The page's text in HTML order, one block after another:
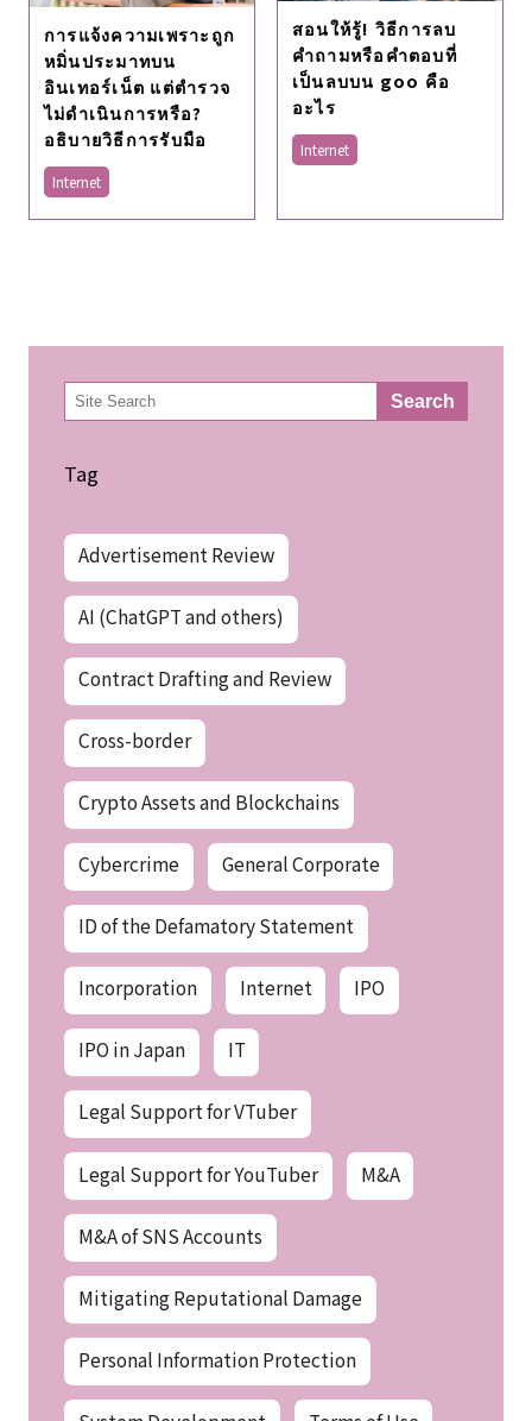
การแจ้งความเพราะถูก
หมิ่นประมาทบน
อินเทอร์เน็ต แต่ตํารวจ
ไม่ดําเนินการหรือ?
อธิบายวิธีการรับมือ
Internet
สอนให้รู้! วิธีการลบ
คำถามหรือคำตอบที่
เป็นลบบน goo คือ
อะไร
Internet
検
索 Search
Tag
Advertisement Review
AI (ChatGPT and others)
Contract Drafting and Review
Cross-border
Crypto Assets and Blockchains
Cybercrime General Corporate
ID of the Defamatory Statement
Incorporation Internet IPO
IPO in Japan IT
Legal Support for VTuber
Legal Support for YouTuber M&A
M&A of SNS Accounts
Mitigating Reputational Damage
Personal Information Protection